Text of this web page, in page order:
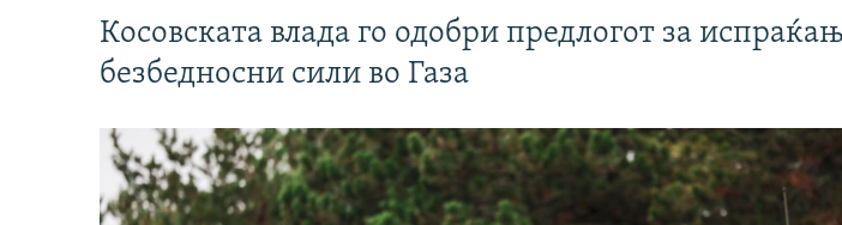
Косовската влада го одобри предлогот за
безбедносни сили во Газа